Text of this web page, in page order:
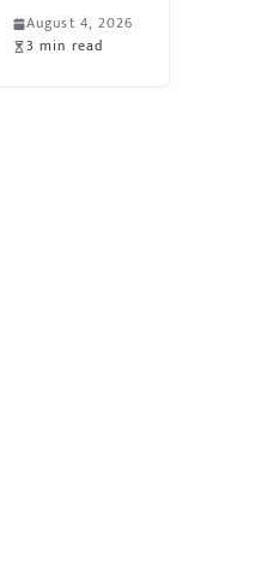
August 4, 2026
3 min read